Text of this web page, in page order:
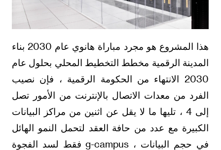
هذا المشروع هو مجرد مباراة هانوي عام 2030 بناء
المدينة الرقمية مخطط التخطيط المحلي بحلول عام
2030 الانتهاء من الحكومة الرقمية ، فإن نصيب
الفرد من معدات الاتصال بالإنترنت من الأمور تصل
إلى 4 ، تليها ما لا يقل عن اثنين من مراكز البيانات
الكبيرة مع عدد من حافة العقد لتحمل النمو الهائل
في حجم البيانات ، g-campus فقط لسد الفجوة